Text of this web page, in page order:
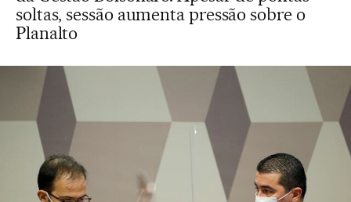
soltas, sessão aumenta pressão sobre o
Planalto